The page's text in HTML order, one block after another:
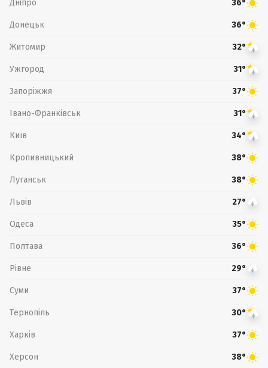
Дніпро 36°
Донецьк 36°
Житомир 32°
Ужгород 31°
Запоріжжя 37°
Івано-Франківськ 31°
Київ 34°
Кропивницький 38°
Луганськ 38°
Львів 27°
Одеса 35°
Полтава 36°
Рівне 29°
Суми 37°
Тернопіль 30°
Харків 37°
Херсон 38°